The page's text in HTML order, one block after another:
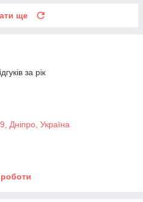
ще
за рік
Дніпро, Україна